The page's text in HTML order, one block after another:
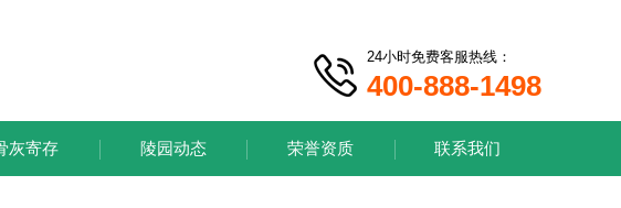
24小时免费客服热线：
400-888-1498
灰寄存 陵园动态 荣誉资质 联系我们